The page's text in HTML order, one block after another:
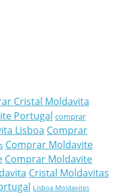
Cristal Moldavita
Portugal comprar
Lisboa Comprar
Comprar Moldavite
Comprar Moldavite
Cristal Moldavitas
Lisboa Moldavites